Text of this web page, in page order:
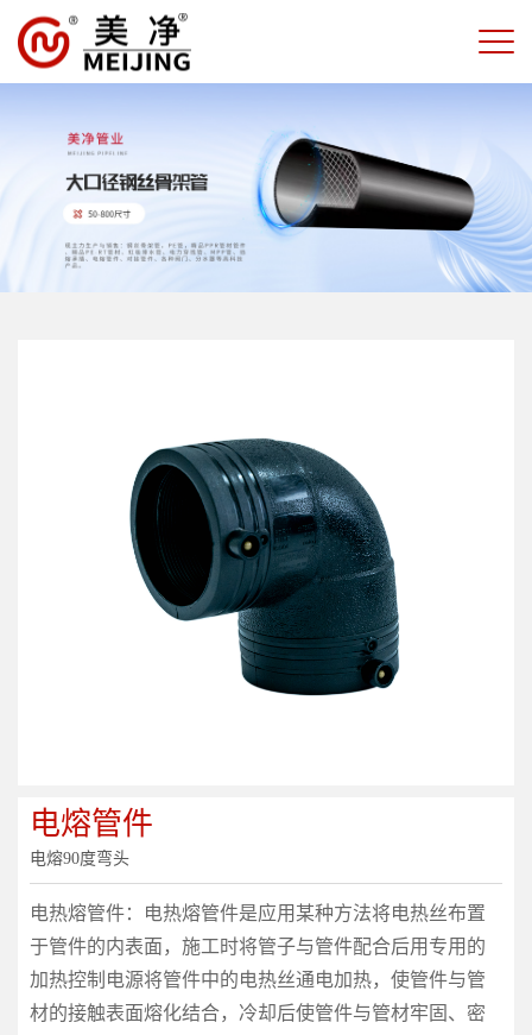
电熔管件
电熔90度弯头
电热熔管件：电热熔管件是应用某种方法将电热丝布置
于管件的内表面，施工时将管子与管件配合后用专用的
加热控制电源将管件中的电热丝通电加热，使管件与管
材的接触表面熔化结合，冷却后使管件与管材牢固、密